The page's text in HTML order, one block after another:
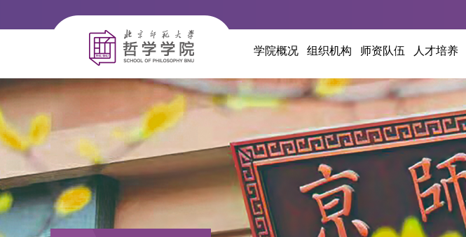
学院概况 组织机构 师资队伍 人才培养